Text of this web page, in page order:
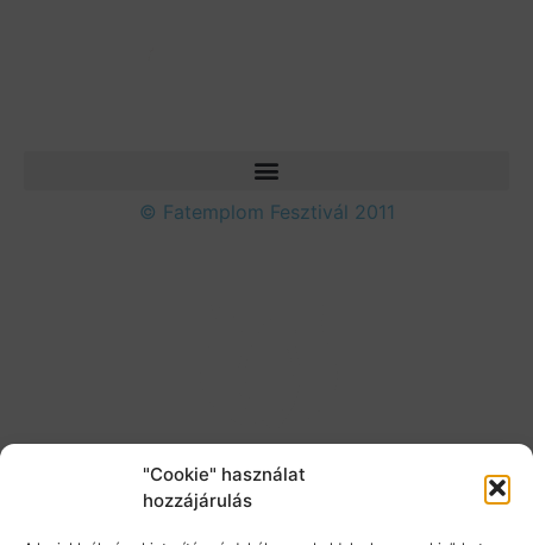
"Cookie" használat
hozzájárulás
© Fatemplom Fesztivál 2011